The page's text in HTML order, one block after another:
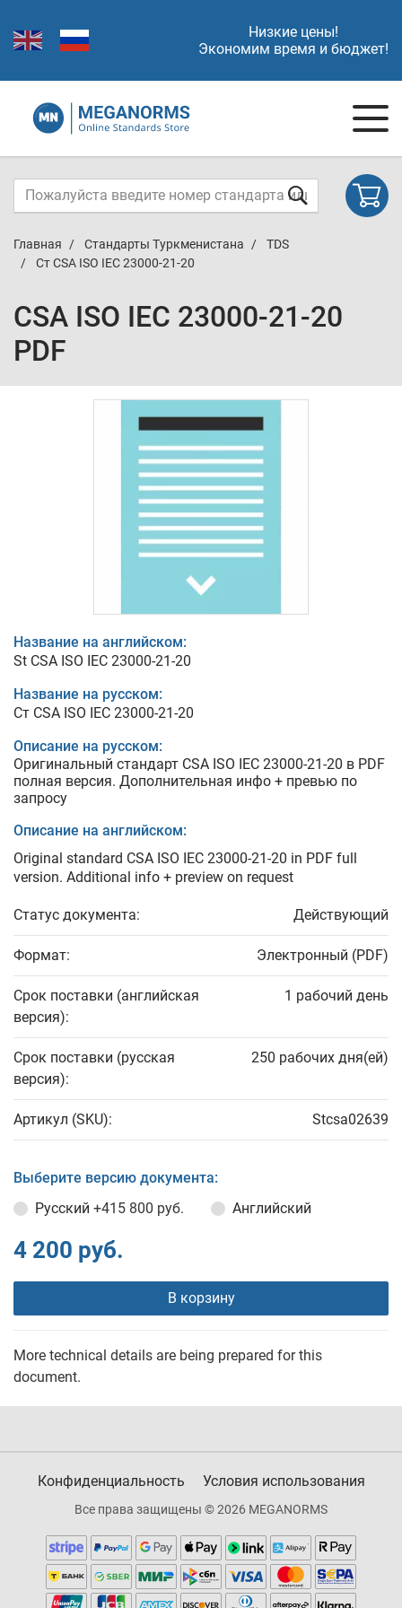
Низкие цены!
Экономим время и бюджет!
Главная Стандарты Туркменистана
TDS
Ст CSA ISO IEC 23000-21-20
CSA ISO IEC 23000-21-20
PDF
Название на английском:
St CSA ISO IEC 23000-21-20
Название на русском:
Ст CSA ISO IEC 23000-21-20
Описание на русском:
Оригинальный стандарт CSA ISO IEC 23000-21-20 в PDF
полная версия. Дополнительная инфо + превью по
запросу
Описание на английском:
Original standard CSA ISO IEC 23000-21-20 in PDF full
version. Additional info + preview on request
Статус документа: Действующий
Формат: Электронный (PDF)
Срок поставки (английская
версия):
1 рабочий день
Срок поставки (русская
версия):
250 рабочих дня(ей)
Артикул (SKU): Stcsa02639
Выберите версию документа:
Русский +415 800 руб. Английский
4 200 руб.
В корзину
More technical details are being prepared for this
document.
Конфиденциальность Условия использования
Все права защищены © 2026 MEGANORMS